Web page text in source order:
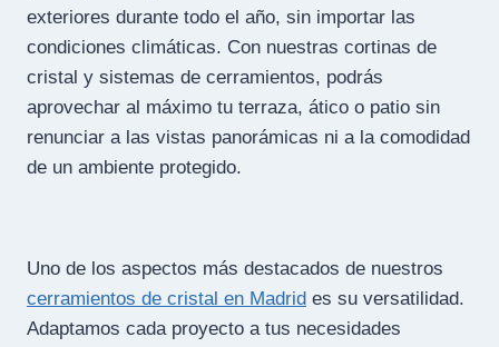
exteriores durante todo el año, sin importar las
condiciones climáticas. Con nuestras cortinas de
cristal y sistemas de cerramientos, podrás
aprovechar al máximo tu terraza, ático o patio sin
renunciar a las vistas panorámicas ni a la comodidad
de un ambiente protegido.
Uno de los aspectos más destacados de nuestros
cerramientos de cristal en Madrid es su versatilidad.
Adaptamos cada proyecto a tus necesidades